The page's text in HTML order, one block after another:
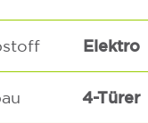
Elektro
4-Türer